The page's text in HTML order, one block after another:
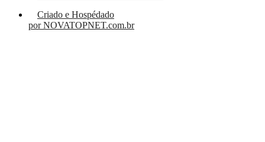
Criado e Hospédado
por NOVATOPNET.com.br